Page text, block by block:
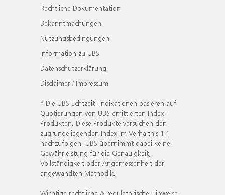
Rechtliche Dokumentation
Bekanntmachungen
Nutzungsbedingungen
Information zu UBS
Datenschutzerklärung
Disclaimer / Impressum
* Die UBS Echtzeit- Indikationen basieren auf
Quotierungen von UBS emittierten Index-
Produkten. Diese Produkte versuchen den
zugrundeliegenden Index im Verhältnis 1:1
nachzufolgen. UBS übernimmt dabei keine
Gewährleistung für die Genauigkeit,
Vollständigkeit oder Angemessenheit der
angewandten Methodik.